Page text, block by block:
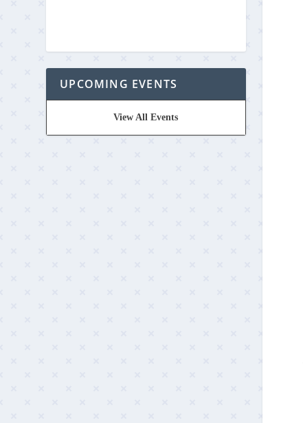
UPCOMING EVENTS
View All Events